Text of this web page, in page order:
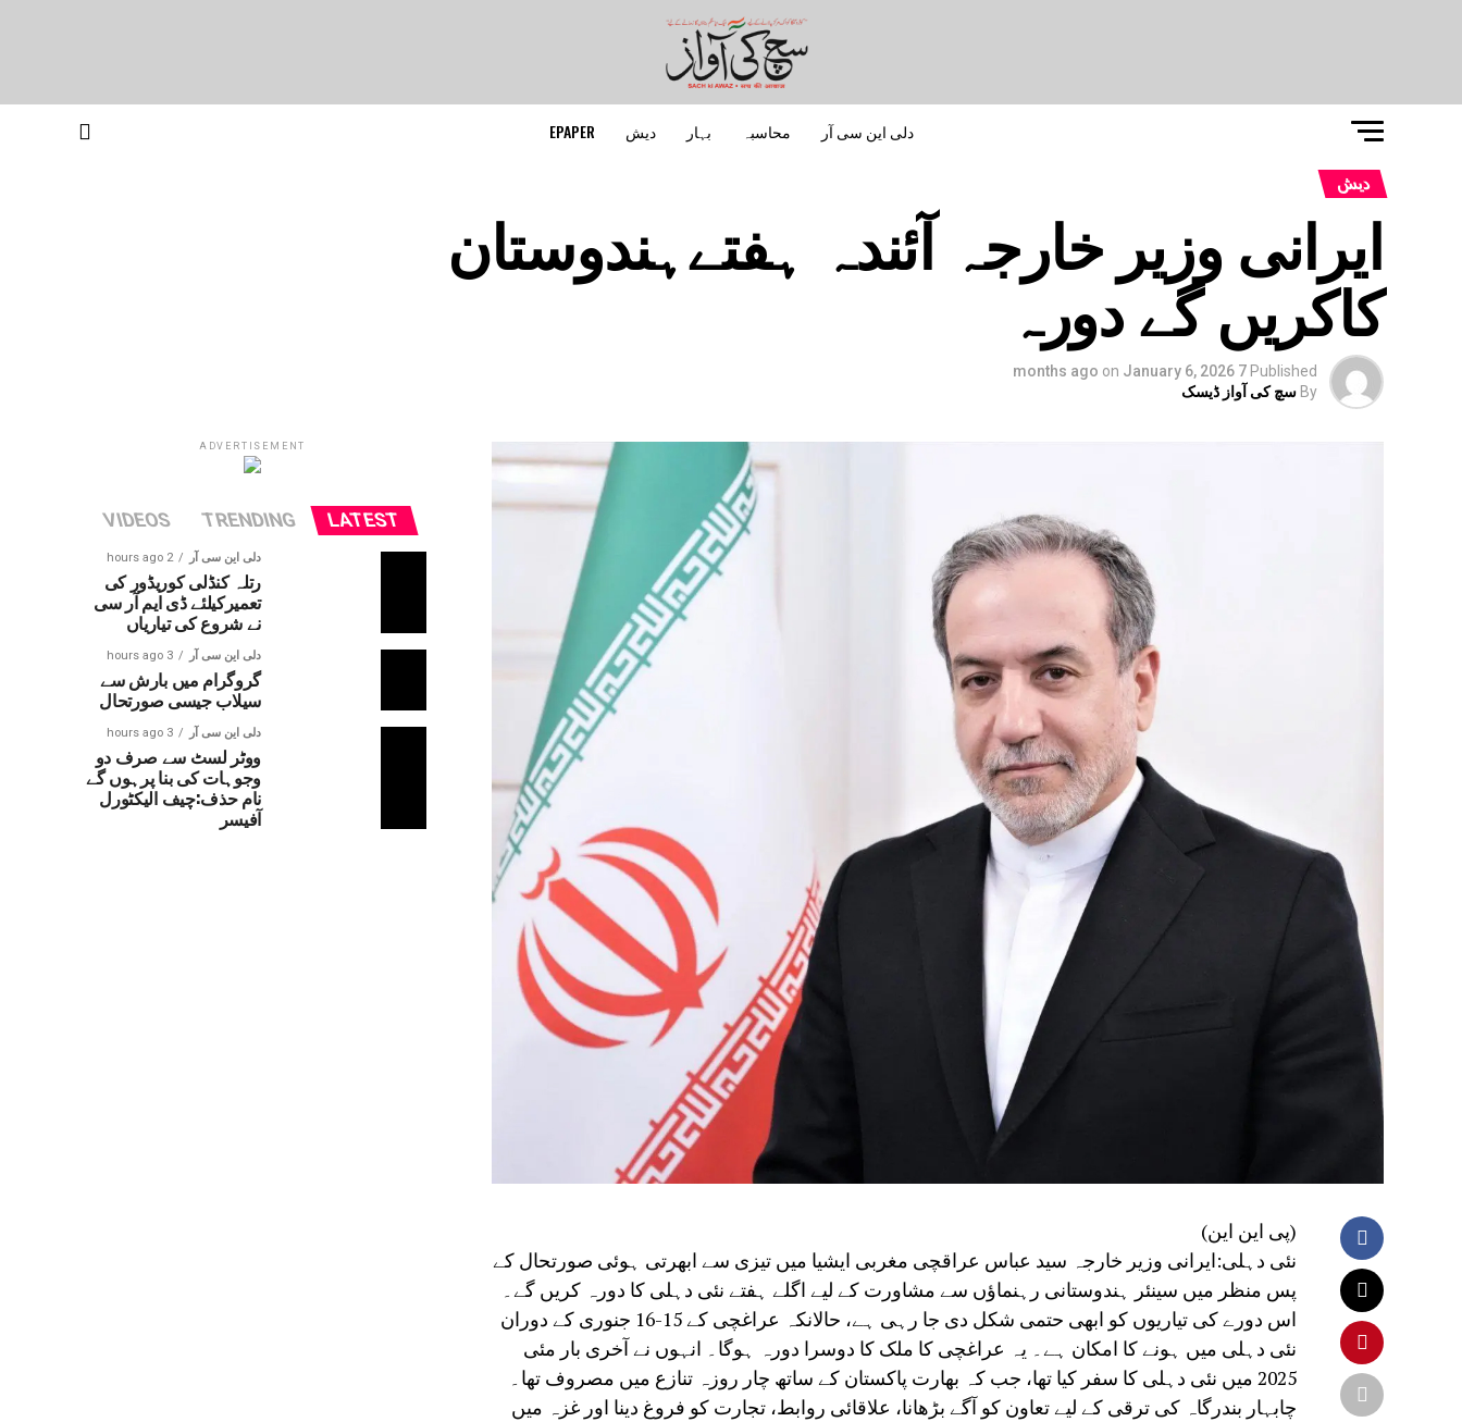
دلی این سی آر محاسبہ بہار دیش EPAPER
دیش
ایرانی وزیر خارجہ آئندہ ہفتےہندوستان
کاکریں گے دورہ
Published
7 months ago
on January 6, 2026
By سچ کی آواز ڈیسک
(پی این این)
نئی دہلی:ایرانی وزیر خارجہ سید عباس عراقچی مغربی ایشیا میں تیزی سے ابھرتی ہوئی صورتحال کے
پس منظر میں سینئر ہندوستانی رہنماؤں سے مشاورت کے لیے اگلے ہفتے نئی دہلی کا دورہ کریں گے۔
اس دورے کی تیاریوں کو ابھی حتمی شکل دی جا رہی ہے، حالانکہ عراغچی کے 15-16 جنوری کے دوران
نئی دہلی میں ہونے کا امکان ہے۔ یہ عراغچی کا ملک کا دوسرا دورہ ہوگا۔ انہوں نے آخری بار مئی
2025 میں نئی دہلی کا سفر کیا تھا، جب کہ بھارت پاکستان کے ساتھ چار روزہ تنازع میں مصروف تھا۔
چابہار بندرگاہ کی ترقی کے لیے تعاون کو آگے بڑھانا، علاقائی روابط، تجارت کو فروغ دینا اور غزہ میں
ADVERTISEMENT
LATEST
TRENDING
VIDEOS
دلی این سی آر 2 hours ago
رتلہ کنڈلی کوریڈور کی
تعمیرکیلئے ڈی ایم آر سی
نے شروع کی تیاریاں
دلی این سی آر 3 hours ago
گروگرام میں بارش سے
سیلاب جیسی صورتحال
دلی این سی آر 3 hours ago
ووٹر لسٹ سے صرف دو
وجوہات کی بنا پرہوں گے
نام حذف:چیف الیکٹورل
آفیسر